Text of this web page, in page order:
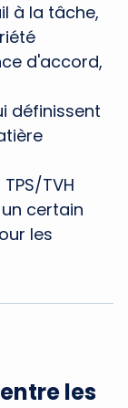
à la tâche,
d'accord,
définissent
TVH
certain
les
les